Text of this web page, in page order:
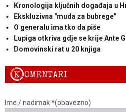
Kronologija ključnih događaja u
Ekskluzivna "muda za bubrege"
O generalu ima tko da piše
Lupiga otkriva gdje se krije Ante
Domovinski rat u 20 knjiga
KOMENTARI
Ime / nadimak *(obavezno)